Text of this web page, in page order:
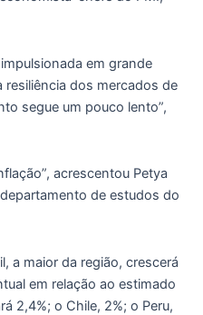
em grande
dos mercados de
segue um pouco lento”,
acrescentou Petya
de estudos do
a maior da região, crescerá
em relação ao estimado
2,4%; o Chile, 2%; o Peru,